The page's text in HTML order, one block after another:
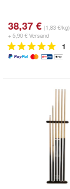
38,37 € (1,83 €/kg)
+ 5,90 € Versand
1